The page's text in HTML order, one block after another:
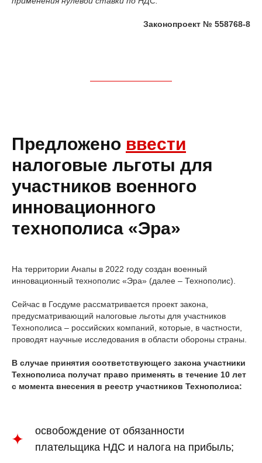
Законопроект № 558768-8
Предложено ввести
налоговые льготы для
участников военного
инновационного
технополиса «Эра»
На территории Анапы в 2022 году создан военный
инновационный технополис «Эра» (далее – Технополис).
Сейчас в Госдуме рассматривается проект закона,
предусматривающий налоговые льготы для участников
Технополиса – российских компаний, которые, в частности,
проводят научные исследования в области обороны страны.
В случае принятия соответствующего закона участники
Технополиса получат право применять в течение 10 лет
с момента внесения в реестр участников Технополиса:
освобождение от обязанности
плательщика НДС и налога на прибыль;